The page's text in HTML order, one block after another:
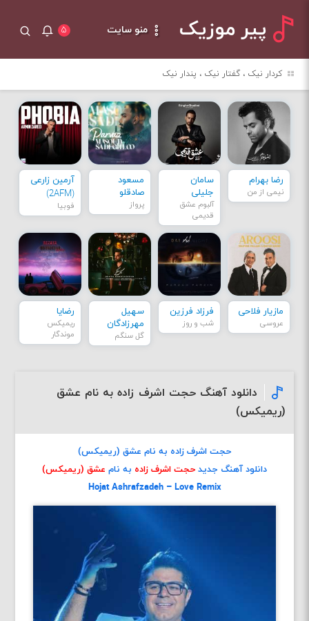
پیر موزیک منو سایت ۵
کردار نیک ، گفتار نیک ، پندار نیک
رضا بهرام
نیمی از من
سامان
جلیلی
آلبوم عشق
قدیمی
مسعود
صادقلو
پرواز
آرمین زارعی
(2AFM)
فوبیا
مازیار فلاحی
عروسی
فرزاد فرزین
شب و روز
سهیل
مهرزادگان
گل سنگم
رضایا
ریمیکس
موندگار
دانلود آهنگ حجت اشرف زاده به نام عشق
(ریمیکس)
حجت اشرف زاده به نام عشق (ریمیکس)
دانلود آهنگ جدید حجت اشرف زاده به نام عشق (ریمیکس)
Hojat Ashrafzadeh – Love Remix